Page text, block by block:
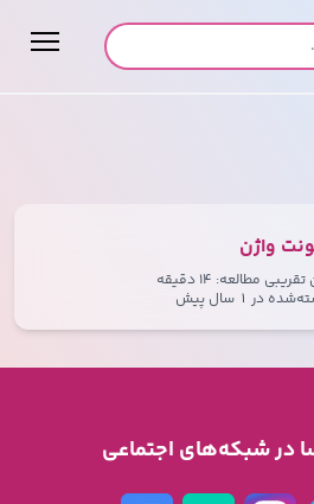
واژن
مطالعه: ۱۴ دقیقه
در ۱ سال پیش
در شبکه‌های اجتماعی